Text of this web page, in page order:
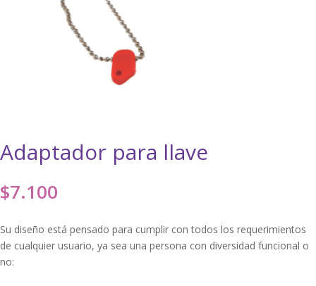
Adaptador para llave
$7.100
Su diseño está pensado para cumplir con todos los requerimientos
de cualquier usuario, ya sea una persona con diversidad funcional o
no:⁣